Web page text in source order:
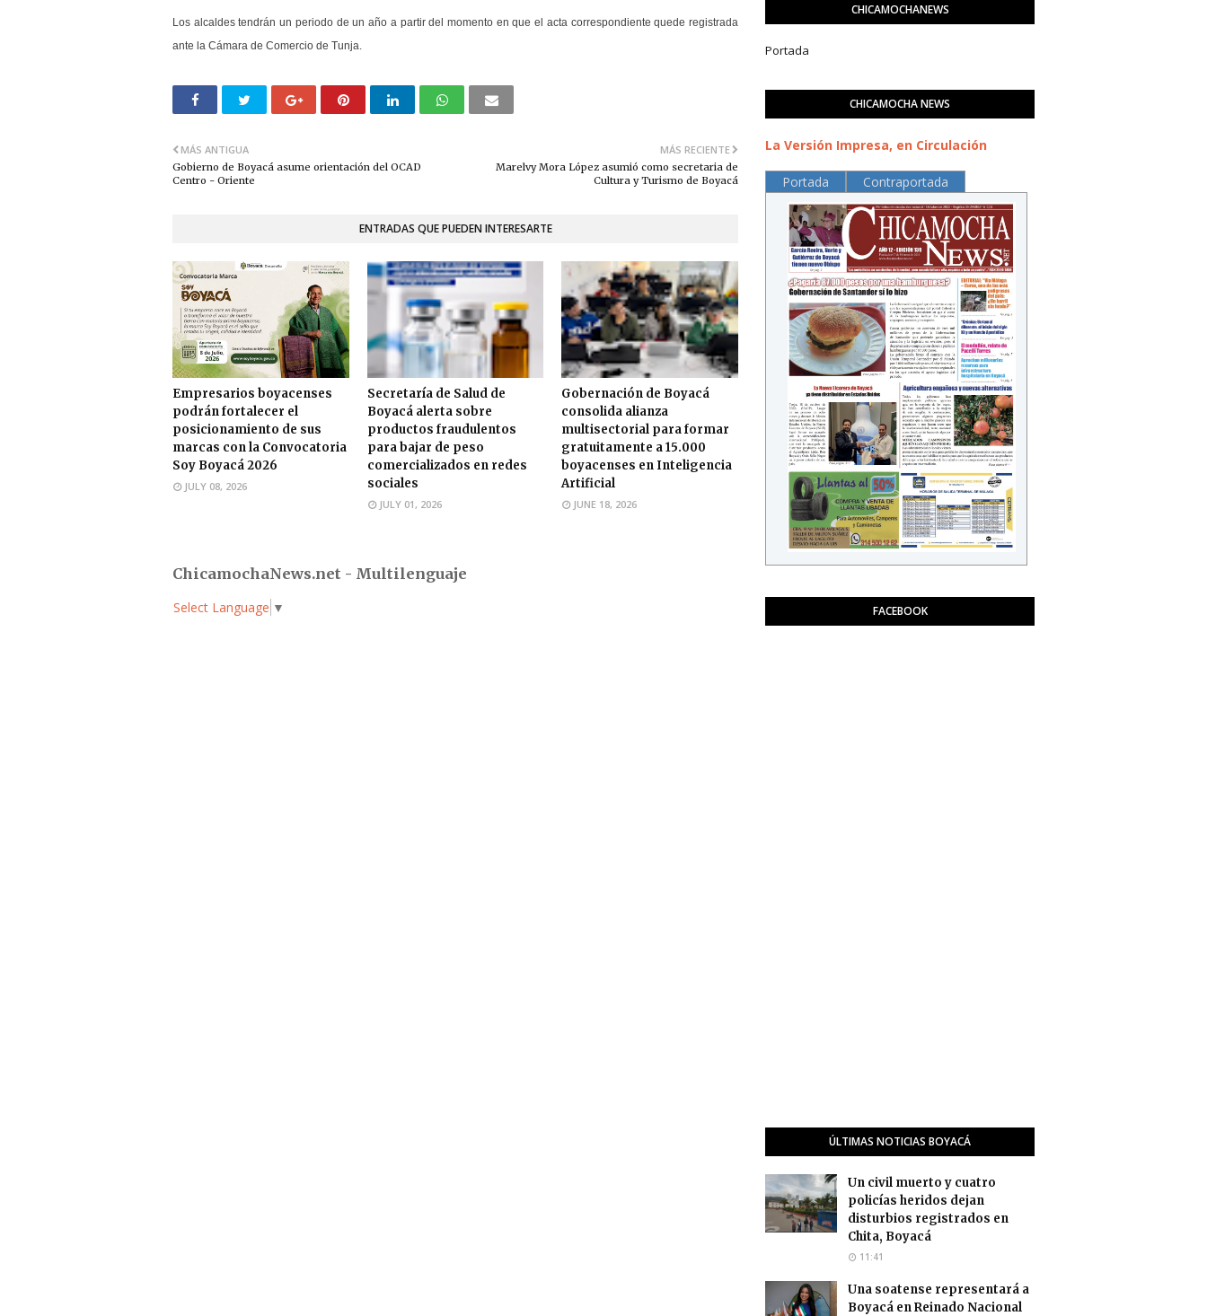
Los alcaldes tendrán un periodo de un año a partir del momento en que el acta correspondiente quede registrada
ante la Cámara de Comercio de Tunja.
MÁS RECIENTE
Marelvy Mora López asumió como secretaria de
Cultura y Turismo de Boyacá
MÁS ANTIGUA
Gobierno de Boyacá asume orientación del OCAD
Centro - Oriente
ENTRADAS QUE PUEDEN INTERESARTE
Empresarios boyacenses
podrán fortalecer el
posicionamiento de sus
marcas con la Convocatoria
Soy Boyacá 2026
JULY 08, 2026
Secretaría de Salud de
Boyacá alerta sobre
productos fraudulentos
para bajar de peso
comercializados en redes
sociales
JULY 01, 2026
Gobernación de Boyacá
consolida alianza
multisectorial para formar
gratuitamente a 15.000
boyacenses en Inteligencia
Artificial
JUNE 18, 2026
ChicamochaNews.net - Multilenguaje
Select Language ▼
CHICAMOCHANEWS
Portada
CHICAMOCHA NEWS
La Versión Impresa, en Circulación
Portada Contraportada
FACEBOOK
ÚLTIMAS NOTICIAS BOYACÁ
Un civil muerto y cuatro
policías heridos dejan
disturbios registrados en
Chita, Boyacá
11:41
Una soatense representará a
Boyacá en Reinado Nacional